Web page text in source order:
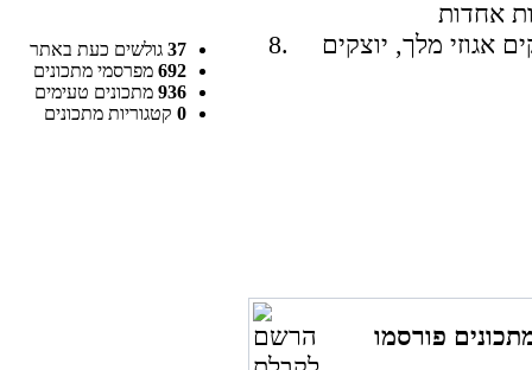
37 גולשים כעת באתר
692 מפרסמי מתכונים
936 מתכונים טעימים
0 קטגוריות מתכונים
אגוזי מלך, יוצקים
פורסמו